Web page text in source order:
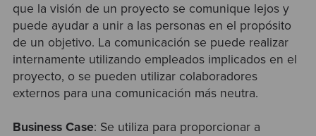
que la visión de un proyecto se comunique lejos y
puede ayudar a unir a las personas en el propósito
de un objetivo. La comunicación se puede realizar
internamente utilizando empleados implicados en el
proyecto, o se pueden utilizar colaboradores
externos para una comunicación más neutra.
Business Case: Se utiliza para proporcionar a